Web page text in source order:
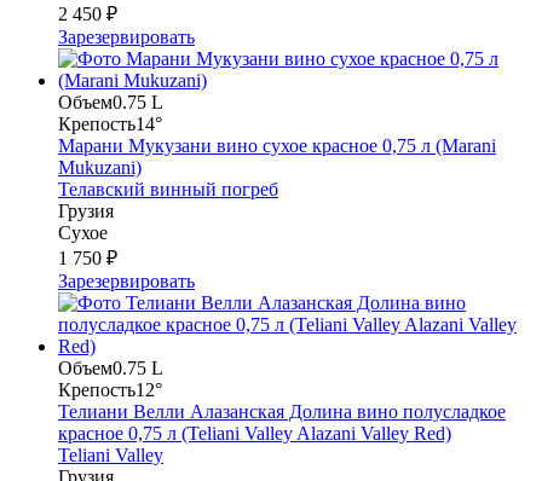
2 450 ₽
Зарезервировать
Объем0.75 L
Крепость14°
Марани Мукузани вино сухое красное 0,75 л (Marani
Mukuzani)
Телавский винный погреб
Грузия
Сухое
1 750 ₽
Зарезервировать
Объем0.75 L
Крепость12°
Телиани Велли Алазанская Долина вино полусладкое
красное 0,75 л (Teliani Valley Alazani Valley Red)
Teliani Valley
Грузия